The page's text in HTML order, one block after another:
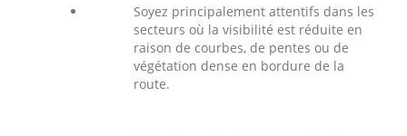
Soyez principalement attentifs dans les
secteurs où la visibilité est réduite en
raison de courbes, de pentes ou de
végétation dense en bordure de la
route.